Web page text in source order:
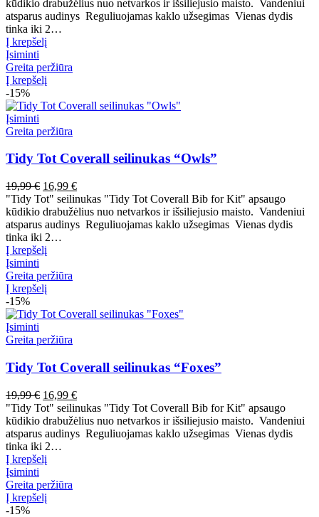
19,99 €.16,99 €.
kūdikio drabužėlius nuo netvarkos ir išsiliejusio maisto. Vandeniui
atsparus audinys Reguliuojamas kaklo užsegimas Vienas dydis
tinka iki 2…
Į krepšelį
Įsiminti
Greita peržiūra
Į krepšelį
-15%
Įsiminti
Greita peržiūra
Tidy Tot Coverall seilinukas “Owls”
19,99€ Pradinė
kaina
buvo:
19,99 €.
16,99 €Dabartinė
kaina
yra:
16,99 €.
"Tidy Tot" seilinukas "Tidy Tot Coverall Bib for Kit" apsaugo
kūdikio drabužėlius nuo netvarkos ir išsiliejusio maisto. Vandeniui
atsparus audinys Reguliuojamas kaklo užsegimas Vienas dydis
tinka iki 2…
Į krepšelį
Įsiminti
Greita peržiūra
Į krepšelį
-15%
Įsiminti
Greita peržiūra
Tidy Tot Coverall seilinukas “Foxes”
19,99€ Pradinė
kaina
buvo:
19,99 €.
16,99 €Dabartinė
kaina
yra:
16,99 €.
"Tidy Tot" seilinukas "Tidy Tot Coverall Bib for Kit" apsaugo
kūdikio drabužėlius nuo netvarkos ir išsiliejusio maisto. Vandeniui
atsparus audinys Reguliuojamas kaklo užsegimas Vienas dydis
tinka iki 2…
Į krepšelį
Įsiminti
Greita peržiūra
Į krepšelį
-15%